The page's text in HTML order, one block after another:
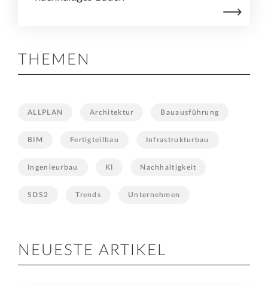
THEMEN
ALLPLAN Architektur Bauausführung
BIM Fertigteilbau Infrastrukturbau
Ingenieurbau KI Nachhaltigkeit
SDS2 Trends Unternehmen
NEUESTE ARTIKEL